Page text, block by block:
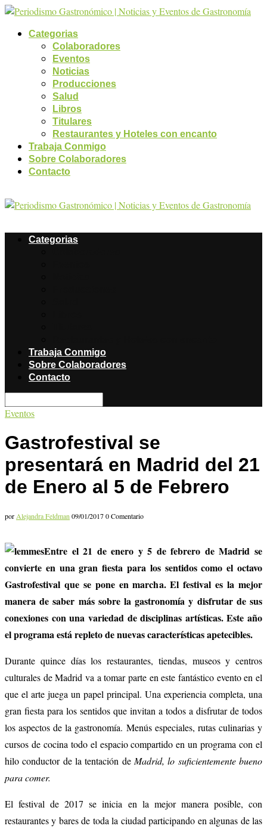
Categorias
Colaboradores
Eventos
Noticias
Producciones
Salud
Libros
Titulares
Restaurantes y Hoteles con encanto
Trabaja Conmigo
Sobre Colaboradores
Contacto
Categorias
Trabaja Conmigo
Sobre Colaboradores
Contacto
Eventos
Gastrofestival se
presentará en Madrid del 21
de Enero al 5 de Febrero
por Alejandra Feldman 09/01/20170 Comentario
Entre el 21 de enero y 5 de febrero de Madrid se
convierte en una gran fiesta para los sentidos como el octavo
Gastrofestival que se pone en marcha. El festival es la mejor
manera de saber más sobre la gastronomía y disfrutar de sus
conexiones con una variedad de disciplinas artísticas. Este año
el programa está repleto de nuevas características apetecibles.
Durante quince días los restaurantes, tiendas, museos y centros
culturales de Madrid va a tomar parte en este fantástico evento en el
que el arte juega un papel principal. Una experiencia completa, una
gran fiesta para los sentidos que invitan a todos a disfrutar de todos
los aspectos de la gastronomía. Menús especiales, rutas culinarias y
cursos de cocina todo el espacio compartido en un programa con el
hilo conductor de la tentación de Madrid, lo suficientemente bueno
para comer.
El festival de 2017 se inicia en la mejor manera posible, con
restaurantes y bares de toda la ciudad participando en algunas de las